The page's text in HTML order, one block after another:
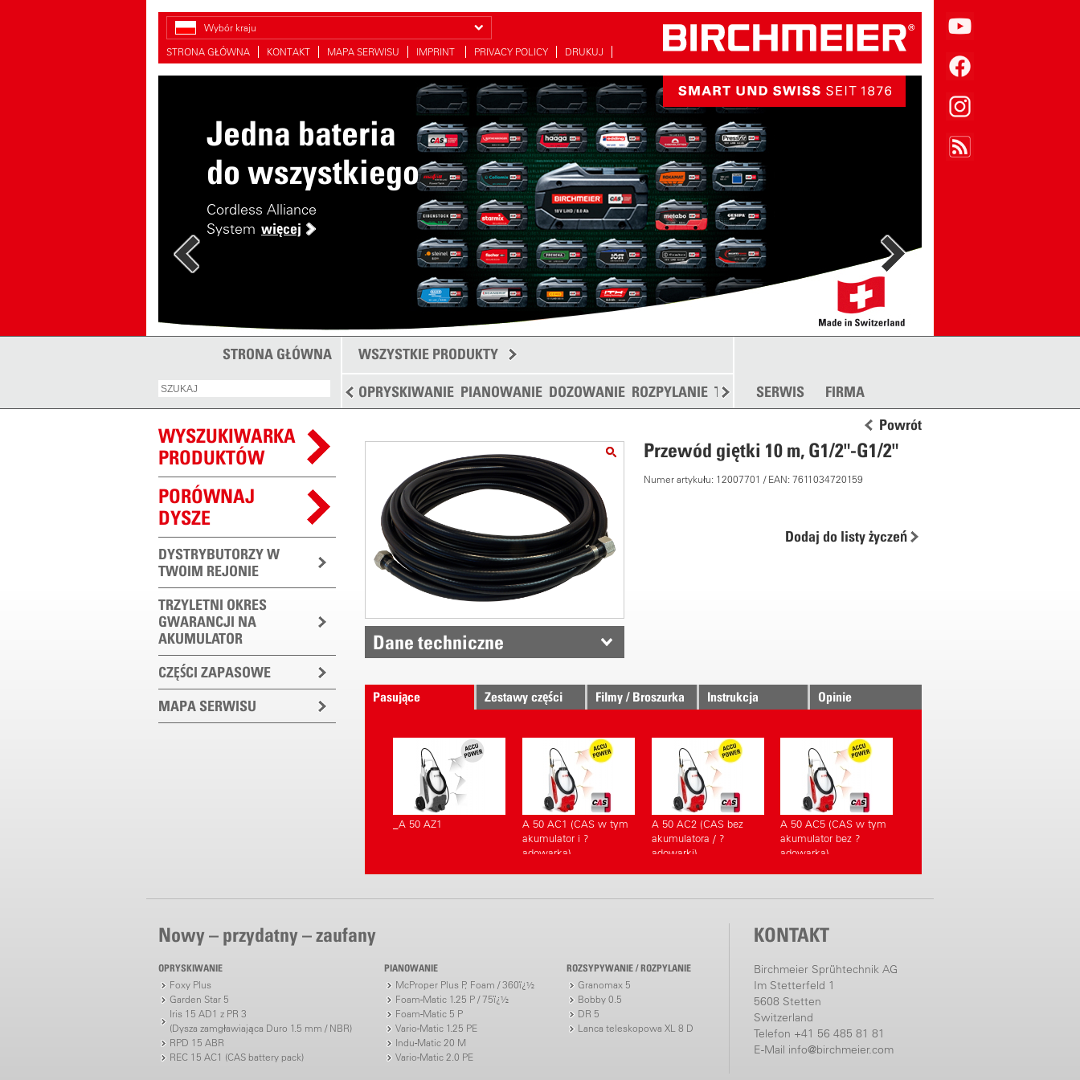
Wybór kraju
STRONA GŁÓWNA
KONTAKT MAPA SERWISU IMPRINT PRIVACY POLICY DRUKUJ
Jedna bateria
do wszystkiego
Cordless Alliance
System więcej
STRONA GŁÓWNA WSZYSTKIE PRODUKTY
OPRYSKIWANIE PIANOWANIE DOZOWANIE ROZPYLANIE TANKOWANIE ROZSYPYWANIE
SERWIS FIRMA
WYSZUKIWARKA
PRODUKTÓW
PORÓWNAJ
DYSZE
DYSTRYBUTORZY W
TWOIM REJONIE
TRZYLETNI OKRES
GWARANCJI NA
AKUMULATOR
CZĘŚCI ZAPASOWE
MAPA SERWISU
Powrót
Przewód giętki 10 m, G1/2"-G1/2"
Numer artykułu: 12007701 / EAN: 7611034720159
Dodaj do listy życzeń
Dane techniczne
Pasujące
Zestawy części
Filmy / Broszurka Instrukcja Opinie
_A 50 AZ1
A 50 AC1 (CAS w tym
akumulator i ?
adowarka)
A 50 AC2 (CAS bez
akumulatora / ?
adowarki)
A 50 AC5 (CAS w tym
akumulator bez ?
adowarka)
Nowy – przydatny – zaufany
OPRYSKIWANIE
Foxy Plus
Garden Star 5
Iris 15 AD1 z PR 3
(Dysza zamgławiająca Duro 1.5 mm / NBR)
RPD 15 ABR
REC 15 AC1 (CAS battery pack)
PIANOWANIE
McProper Plus P, Foam / 360ï¿½
Foam-Matic 1.25 P / 75ï¿½
Foam-Matic 5 P
Vario-Matic 1.25 PE
Indu-Matic 20 M
Vario-Matic 2.0 PE
ROZSYPYWANIE / ROZPYLANIE
Granomax 5
Bobby 0.5
DR 5
Lanca teleskopowa XL 8 D
KONTAKT
Birchmeier Sprühtechnik AG
Im Stetterfeld 1
5608 Stetten
Switzerland
Telefon +41 56 485 81 81
E-Mail info@birchmeier.com